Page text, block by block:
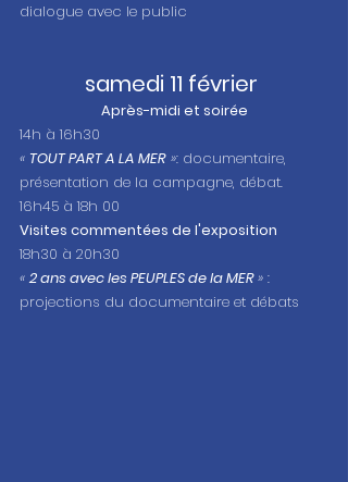
dialogue avec le public
samedi 11 février
Après-midi et soirée
14h à 16h30
« TOUT PART A LA MER »: documentaire,
présentation de la campagne, débat.
16h45 à 18h 00
Visites commentées de l'exposition
18h30 à 20h30
« 2 ans avec les PEUPLES de la MER » :
projections du documentaire et débats